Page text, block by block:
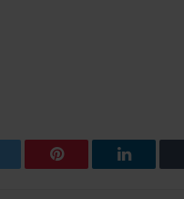
Pinterest LinkedIn